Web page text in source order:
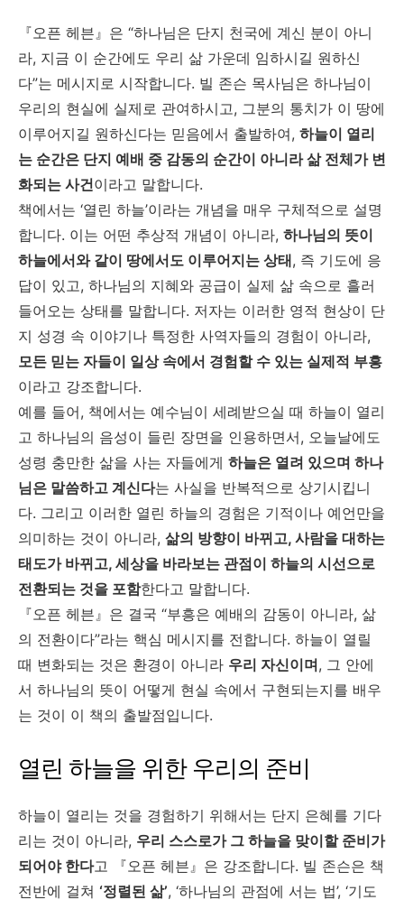
『오픈 헤븐』은 “하나님은 단지 천국에 계신 분이 아니
라, 지금 이 순간에도 우리 삶 가운데 임하시길 원하신
다”는 메시지로 시작합니다. 빌 존슨 목사님은 하나님이
우리의 현실에 실제로 관여하시고, 그분의 통치가 이 땅에
이루어지길 원하신다는 믿음에서 출발하여, 하늘이 열리
는 순간은 단지 예배 중 감동의 순간이 아니라 삶 전체가 변
화되는 사건이라고 말합니다.
책에서는 ‘열린 하늘’이라는 개념을 매우 구체적으로 설명
합니다. 이는 어떤 추상적 개념이 아니라, 하나님의 뜻이
하늘에서와 같이 땅에서도 이루어지는 상태, 즉 기도에 응
답이 있고, 하나님의 지혜와 공급이 실제 삶 속으로 흘러
들어오는 상태를 말합니다. 저자는 이러한 영적 현상이 단
지 성경 속 이야기나 특정한 사역자들의 경험이 아니라,
모든 믿는 자들이 일상 속에서 경험할 수 있는 실제적 부흥
이라고 강조합니다.
예를 들어, 책에서는 예수님이 세례받으실 때 하늘이 열리
고 하나님의 음성이 들린 장면을 인용하면서, 오늘날에도
성령 충만한 삶을 사는 자들에게 하늘은 열려 있으며 하나
님은 말씀하고 계신다는 사실을 반복적으로 상기시킵니
다. 그리고 이러한 열린 하늘의 경험은 기적이나 예언만을
의미하는 것이 아니라, 삶의 방향이 바뀌고, 사람을 대하는
태도가 바뀌고, 세상을 바라보는 관점이 하늘의 시선으로
전환되는 것을 포함한다고 말합니다.
『오픈 헤븐』은 결국 “부흥은 예배의 감동이 아니라, 삶
의 전환이다”라는 핵심 메시지를 전합니다. 하늘이 열릴
때 변화되는 것은 환경이 아니라 우리 자신이며, 그 안에
서 하나님의 뜻이 어떻게 현실 속에서 구현되는지를 배우
는 것이 이 책의 출발점입니다.
열린 하늘을 위한 우리의 준비
하늘이 열리는 것을 경험하기 위해서는 단지 은혜를 기다
리는 것이 아니라, 우리 스스로가 그 하늘을 맞이할 준비가
되어야 한다고 『오픈 헤븐』은 강조합니다. 빌 존슨은 책
전반에 걸쳐 ‘정렬된 삶’, ‘하나님의 관점에 서는 법’, ‘기도